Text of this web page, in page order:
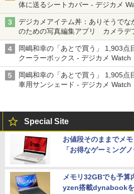
体に送るシートカバー - デジカメ
デジカメアイテム丼：ありそうでな
のための写真編集アプリ カメラデ
る「Filmator」
岡嶋和幸の「あとで買う」 1,903点
クーラーボックス - デジカメ Watch
岡嶋和幸の「あとで買う」 1,905点
車用サンシェード - デジカメ Watch
Special Site
お値段そのままでメ
「お得なゲーミングノ
メモリ32GBでも予算
yzen搭載dynabook